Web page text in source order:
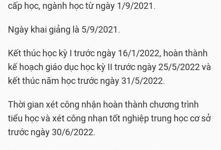
cấp học, ngành học từ ngày 1/9/2021.
Ngày khai giảng là 5/9/2021.
Kết thúc học kỳ I trước ngày 16/1/2022, hoàn thành
kế hoạch giáo dục học kỳ II trước ngày 25/5/2022 và
kết thúc năm học trước ngày 31/5/2022.
Thời gian xét công nhận hoàn thành chương trình
tiểu học và xét công nhạn tốt nghiệp trung học cơ sở
trước ngày 30/6/2022.